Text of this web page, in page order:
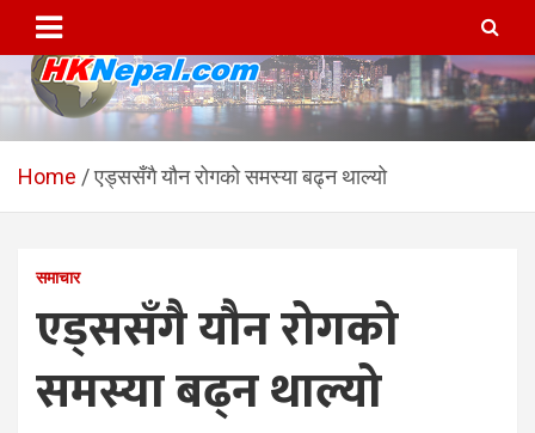
content
HKNepal.com – हङकङबाट
सञ्चालित पहिलो नेपाली अनलाईन
hknepal, hknepal.com, hk nepal, hk nepal com
Home एड्ससँगै यौन रोगको समस्या बढ्न थाल्यो
समाचार
एड्ससँगै यौन रोगको
समस्या बढ्न थाल्यो